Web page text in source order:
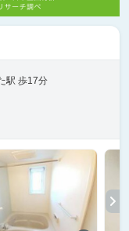
駅 歩17分